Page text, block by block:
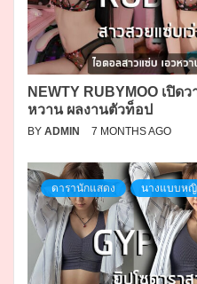
NEWTY RUBYMOO เปิด
หวาน ผลงานตัวท็อป
BY ADMIN 7 MONTHS AGO
ดารานักแสดง นางแบบหญิ